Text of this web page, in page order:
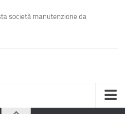
società manutenzione da